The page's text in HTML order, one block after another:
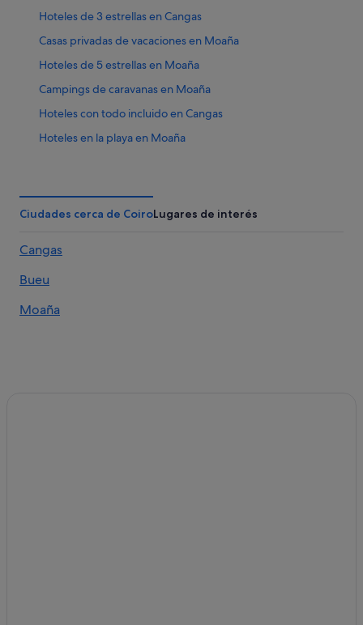
Hoteles de 3 estrellas en Cangas
Casas privadas de vacaciones en Moaña
Hoteles de 5 estrellas en Moaña
Campings de caravanas en Moaña
Hoteles con todo incluido en Cangas
Hoteles en la playa en Moaña
Condominios en Cangas
Chalets en Cangas
Cabañas en Moaña
Moaña hoteles
Ciudades cerca de CoiroLugares de interés
Cangas
Bueu
Moaña